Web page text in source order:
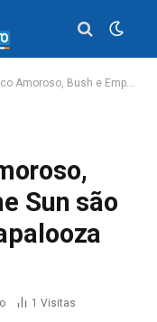
e Empire of the Sun são anunciados no Lollapalooza 2025
Sun são
1 Visitas